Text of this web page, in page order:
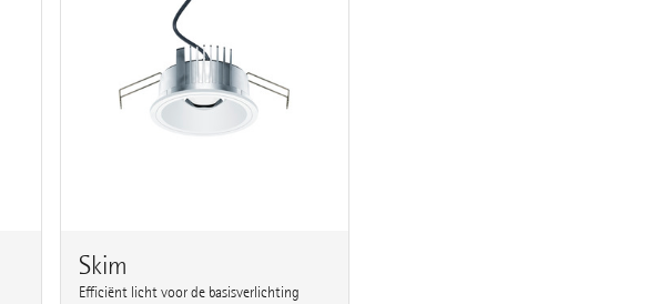
Skim
Efficiënt licht voor de basisverlichting